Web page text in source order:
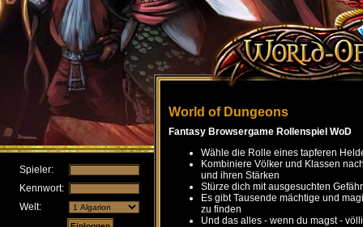
Spieler:
Kennwort:
Welt:
World of Dungeons
Fantasy Browsergame Rollenspiel WoD
Wähle die Rolle eines tapferen
Kombiniere Völker und Klassen
und ihren Stärken
Stürze dich mit ausgesuchten
Es gibt Tausende mächtige und
zu finden
Und das alles - wenn du magst -